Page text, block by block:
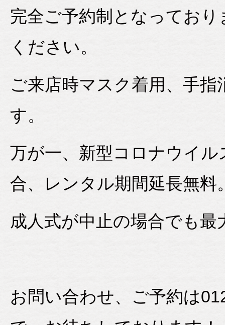
完全ご予約制となってお
ください。
ご来店時マスク着用、手
す。
万が一、新型コロナウイ
合、レンタル期間延長無料
成人式が中止の場合でも
お問い合わせ、ご予約は